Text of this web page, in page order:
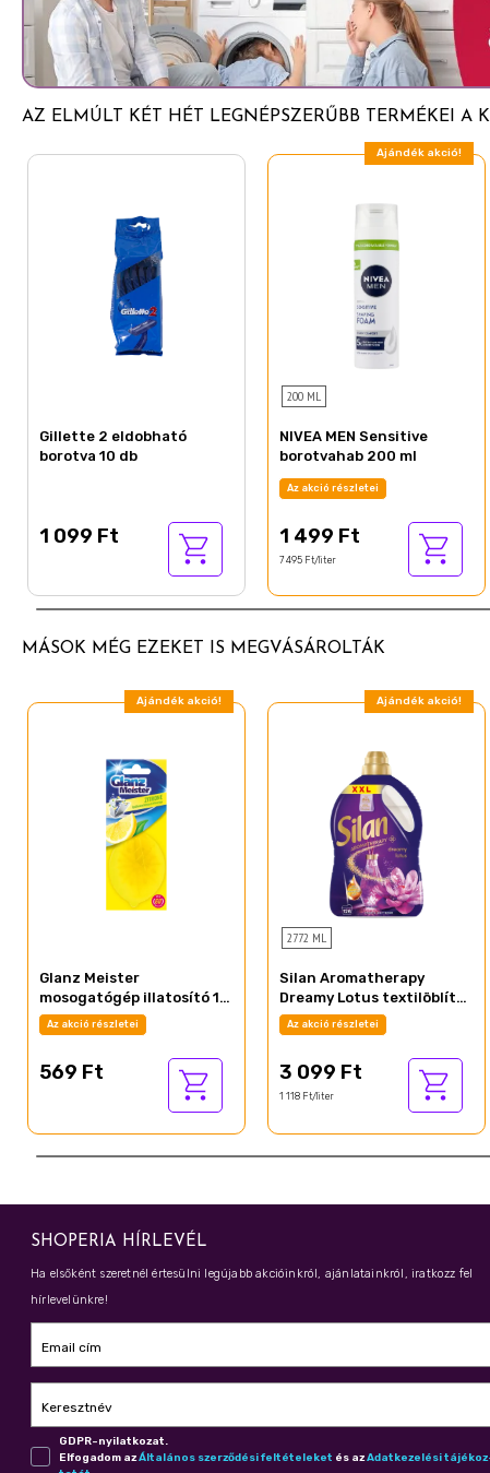
Isobutane
Chamomilla Recutita Flower Extract
Maltodextrin
Hydroxyethylcellulose
Hydroxypropyl Methylcellulose
Cetearyl Isononanoate
PEG-90 Glyceryl Isostearate
Disodium Phosphate
Sodium Phosphate
Sodium Chloride
Piroctone Olamine
BHT
CI 42053
AZ ELMÚLT KÉT HÉT LEGNÉPSZERŰBB TERMÉKEI A
Gillette 2 eldobható
borotva 10 db
1 099 Ft
Ajándék akció!
200 ML
NIVEA MEN Sensitive
borotvahab 200 ml
Az akció részletei
1 499 Ft
7 495 Ft/liter
MÁSOK MÉG EZEKET IS MEGVÁSÁROLTÁK
Ajándék akció!
Glanz Meister
mosogatógép illatosító 10
g Lemon
Az akció részletei
569 Ft
Ajándék akció!
2772 ML
Silan Aromatherapy
Dreamy Lotus textilöblítő
koncentrátum 126 mosás
2772 ml
Az akció részletei
3 099 Ft
1 118 Ft/liter
SHOPERIA HÍRLEVÉL
Ha elsőként szeretnél értesülni legújabb akcióinkról, ajánlatainkról, iratkozz fel
hírlevelünkre!
Email cím
Keresztnév
GDPR-nyilatkozat.
Elfogadom azÁl­ta­lá­nos szer­ző­dé­si fel­té­te­le­ket és azAdat­ke­ze­lé­si